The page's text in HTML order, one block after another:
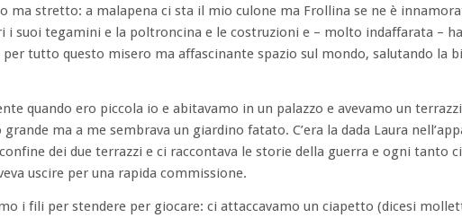
ma stretto: a malapena ci sta il mio culone ma Frollina se ne è
i suoi tegamini e la poltroncina e le costruzioni e – molto indaffarata –
tutto questo misero ma affascinante spazio sul mondo, salutando la
quando ero piccola io e abitavamo in un palazzo e avevamo un
ma a me sembrava un giardino fatato. C’era la dada Laura
dei due terrazzi e ci raccontava le storie della guerra e ogni tanto ci
uscire per una rapida commissione.
i fili per stendere per giocare: ci attaccavamo un ciapetto (dicesi